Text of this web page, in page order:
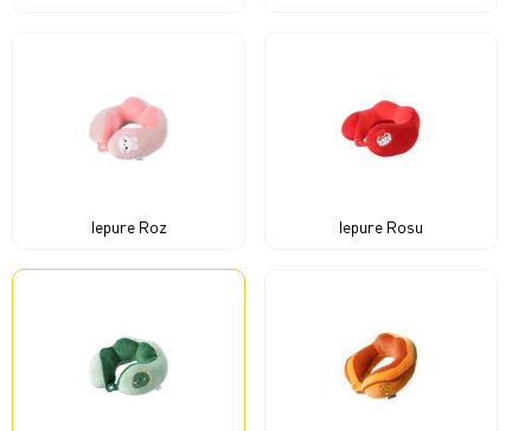
Iepure Roz Iepure Rosu